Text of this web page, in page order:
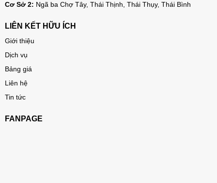
Cơ Sở 2: Ngã ba Chợ Tây, Thái Thịnh, Thái Thụy, Thái Bình
LIÊN KẾT HỮU ÍCH
Giới thiệu
Dịch vụ
Bảng giá
Liên hệ
Tin tức
FANPAGE